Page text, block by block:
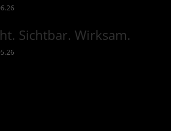
Sichtbar. Wirksam.